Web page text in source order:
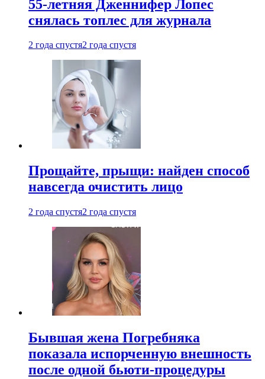
55-летняя Дженнифер Лопес
снялась топлес для журнала
2 года спустя2 года спустя
Прощайте, прыщи: найден способ
навсегда очистить лицо
2 года спустя2 года спустя
Бывшая жена Погребняка
показала испорченную внешность
после одной бьюти-процедуры